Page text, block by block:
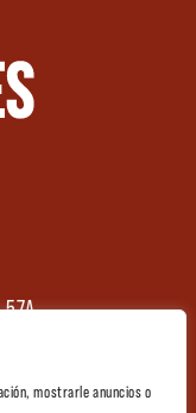
mostrarle anuncios o
57A